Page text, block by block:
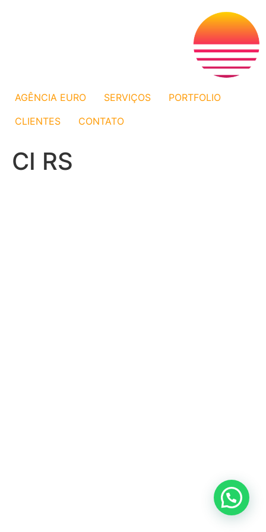
AGÊNCIA EURO SERVIÇOS
PORTFOLIO
CLIENTES
CONTATO
CI RS